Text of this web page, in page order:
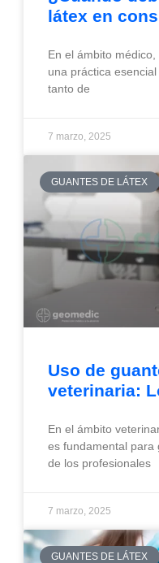
látex en
En el ámbito
una práctica
tanto de
7 marzo, 2025
GUANTES DE LÁTEX
Uso de
veterinaria:
En el ámbito
es fundamental para
de los profesionales
7 marzo, 2025
GUANTES DE LÁTEX